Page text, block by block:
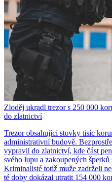
Zloděj ukradl trezor s 250 000
do zlatnictví
Trezor obsahující stovky tisíc
administrativní budově.
vypravil do zlatnictví, kde část
svého lupu a zakoupených
Kriminalisté totiž muže zadrželi
té doby dokázal utratit 154 000